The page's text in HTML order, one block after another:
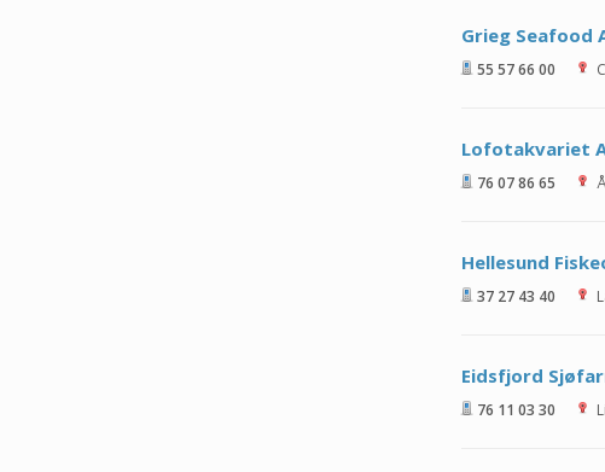
Grieg Seafood
55 57 66 00
Lofotakvariet
76 07 86 65
Hellesund
37 27 43 40
Eidsfjord
76 11 03 30